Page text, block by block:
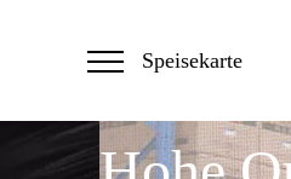
Speisekarte